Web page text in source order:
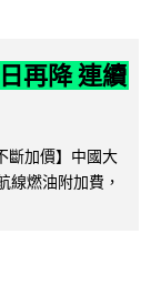
再降 連續
斷加價】中國大
線燃油附加費，